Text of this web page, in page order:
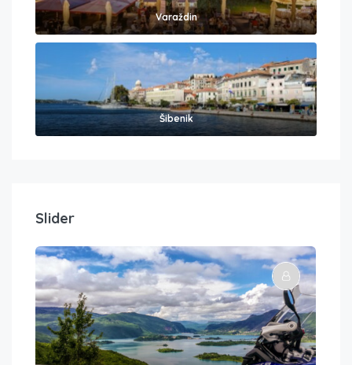
Varaždin
Šibenik
Slider